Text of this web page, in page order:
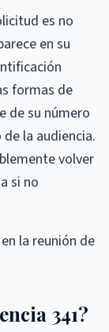
es no
en su
formas de
de su número
la audiencia.
volver
si no
la reunión de
341?